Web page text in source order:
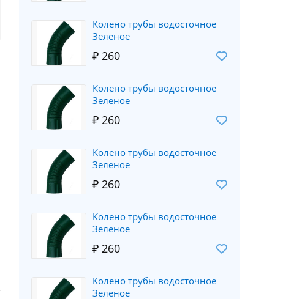
Колено трубы водосточное
Зеленое
₽ 260
Колено трубы водосточное
Зеленое
₽ 260
Колено трубы водосточное
Зеленое
₽ 260
Колено трубы водосточное
Зеленое
₽ 260
Колено трубы водосточное
Зеленое